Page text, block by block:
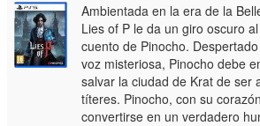
Ambientada en la era de la
Lies of P le da un giro oscuro
cuento de Pinocho.
voz misteriosa, Pinocho debe
salvar la ciudad de Krat de ser
títeres. Pinocho, con su
convertirse en un verdadero